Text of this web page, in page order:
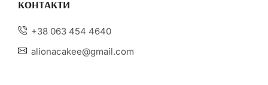
КОНТАКТИ
+38 063 454 4640
alionacakee@gmail.com